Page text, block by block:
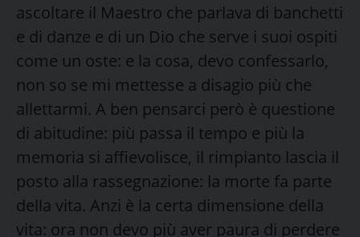
ascoltare il Maestro che parlava di banchetti
e di danze e di un Dio che serve i suoi ospiti
come un oste: e la cosa, devo confessarlo,
non so se mi mettesse a disagio più che
allettarmi. A ben pensarci però è questione
di abitudine: più passa il tempo e più la
memoria si affievolisce, il rimpianto lascia il
posto alla rassegnazione: la morte fa parte
della vita. Anzi è la certa dimensione della
vita: ora non devo più aver paura di perdere